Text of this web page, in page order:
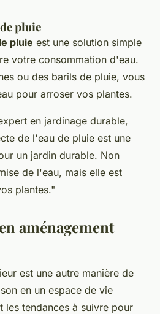
pluie
pluie est une solution simple
votre consommation d'eau.
ou des barils de pluie, vous
pour arroser vos plantes.
en jardinage durable,
de l'eau de pluie est une
un jardin durable. Non
de l'eau, mais elle est
plantes."
aménagement
est une autre manière de
en un espace de vie
les tendances à suivre pour